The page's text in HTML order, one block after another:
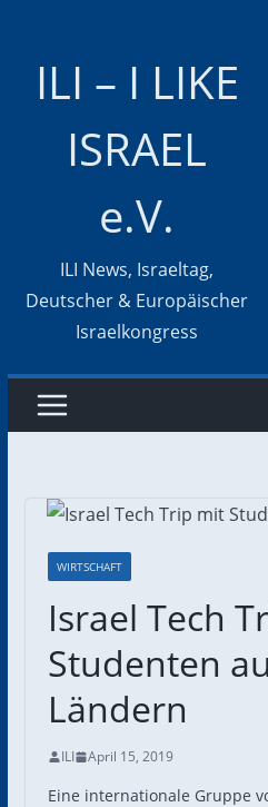
ILI – I LIKE
ISRAEL
e.V.
ILI News, Israeltag,
Deutscher & Europäischer
Israelkongress
WIRTSCHAFT
Israel Tech
Studenten
Ländern
ILI April 15, 2019
Eine internationale Gruppe